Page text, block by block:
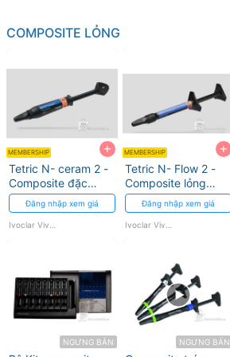
COMPOSITE LỎNG
+
MEMBERSHIP
Tetric N- ceram 2 -
Composite đặc
thẩm mỹ Nano-
Hybrid thế hệ mới
Đăng nhập xem giá
+
MEMBERSHIP
Tetric N- Flow 2 -
Composite lỏng
thẩm mỹ Nano-
Hybrid thế hệ mới
Đăng nhập xem giá
NGƯNG BÁN NGƯNG BÁN